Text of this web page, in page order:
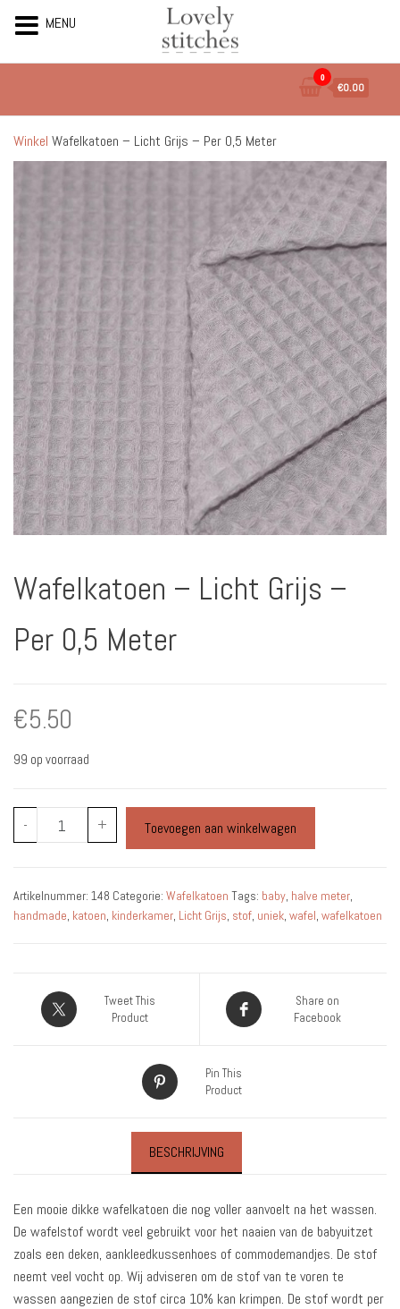
de
inhoud
0
€0.00
Winkel Wafelkatoen – Licht Grijs – Per 0,5 Meter
Wafelkatoen – Licht Grijs –
Per 0,5 Meter
€5.50
99 op voorraad
-
Wafelkatoen
-
-
aantal
+ Toevoegen aan winkelwagen
Artikelnummer: 148 Categorie: Wafelkatoen Tags: baby, halve meter,
handmade, katoen, kinderkamer, Licht Grijs, stof, uniek, wafel, wafelkatoen
Tweet This
Product
Share on
Facebook
Pin This
Product
BESCHRIJVING
Een mooie dikke wafelkatoen die nog voller aanvoelt na het wassen.
De wafelstof wordt veel gebruikt voor het naaien van de babyuitzet
zoals een deken, aankleedkussenhoes of commodemandjes. De stof
neemt veel vocht op. Wij adviseren om de stof van te voren te
wassen aangezien de stof circa 10% kan krimpen. De stof wordt per
MENU